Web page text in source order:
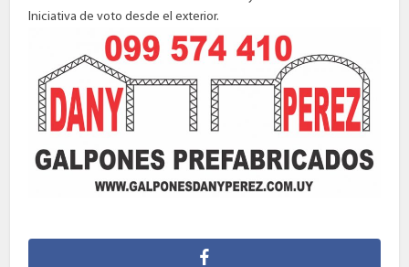
Iniciativa de voto desde el exterior.